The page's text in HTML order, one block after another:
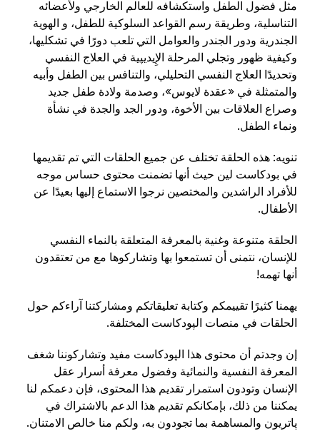
مثل فضول الطفل واستكشافه للعالم الخارجي ولأعضائه
التناسلية، وطريقة رسم القواعد السلوكية للطفل، و الهوية
الجندرية ودور الجندر والعوامل التي تلعب دورًا في تشكليها،
وكيفية ظهور وتجلي المرحلة الإِيديپية في العلاج النفسي
وتحديدًا العلاج النفسي التحليلي، والتنافس بين الطفل وأبيه
والمتمثلة في «عقدة لايوس»، وصدمة ولادة طفل جديد
وصراع العلاقات بين الأخوة، ودور الجد والجدة في نشأة
ونماء الطفل.
تنويه: هذه الحلقة تختلف عن جميع الحلقات التي تم تقديمها
في بودكاست لين حيث أنها تضمنت محتوى حساس موجه
للأفراد الراشدين والمختصين نرجوا الاستماع إليها بعيدًا عن
الأطفال.
الحلقة متنوعة وغنية بالمعرفة المتعلقة بالنماء النفسي
للإنسان، نتمنى أن تستمعوا بها وتشاركوها مع من تعتقدون
أنها تهمه!
يهمنا كثيرًا تقييمكم وكتابة تعليقاتكم ومشاركتنا آراءكم حول
الحلقات في منصات الپودكاست المختلفة.
إن وجدتم أن محتوى هذا الپودكاست مفيد وتشاركوننا شغف
المعرفة النفسية والنمائية وفضول معرفة أسرار عقل
الإنسان وتودون استمرار تقديم هذا المحتوى، فإن دعمكم لنا
يمكننا من ذلك، بإمكانكم تقديم هذا الدعم بالاشتراك في
پاتريون والمساهمة بما تجودون به، ولكم منا خالص الامتنان.